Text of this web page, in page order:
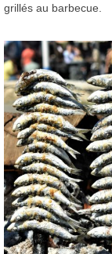
grillés au barbecue.